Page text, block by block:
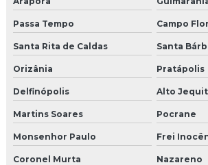
Passa Tempo Campo
Santa Rita de Caldas Santa
Orizânia Pratápolis
Delfinópolis Alto
Martins Soares Pocrane
Monsenhor Paulo Frei
Coronel Murta Nazareno